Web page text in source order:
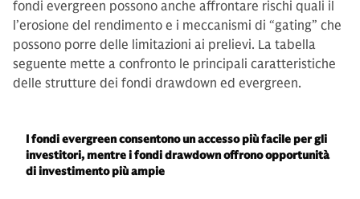
fondi evergreen possono anche affrontare rischi quali il
l’erosione del rendimento e i meccanismi di “gating” che
possono porre delle limitazioni ai prelievi. La tabella
seguente mette a confronto le principali caratteristiche
delle strutture dei fondi drawdown ed evergreen.
I fondi evergreen consentono un accesso più facile per gli
investitori, mentre i fondi drawdown offrono opportunità
di investimento più ampie